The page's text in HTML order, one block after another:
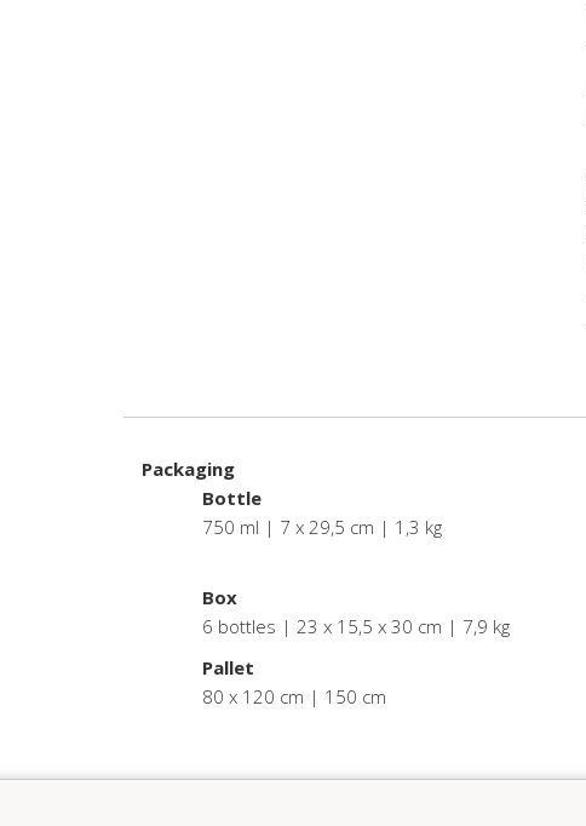
Packaging
Bottle
750 ml | 7 x 29,5 cm | 1,3 kg
Box
6 bottles | 23 x 15,5 x 30 cm | 7,9 kg
Pallet
80 x 120 cm | 150 cm